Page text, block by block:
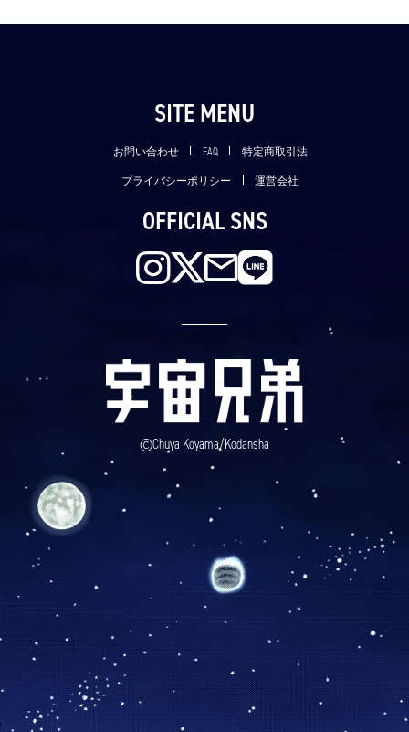
SITE MENU
お問い合わせ FAQ 特定商取引法
プライバシーポリシー 運営会社
OFFICIAL SNS
©Chuya Koyama/Kodansha